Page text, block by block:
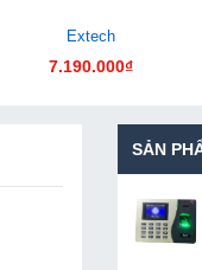
Extech
7.190.000₫
SẢN